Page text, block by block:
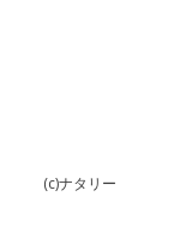
(c)ナタリー